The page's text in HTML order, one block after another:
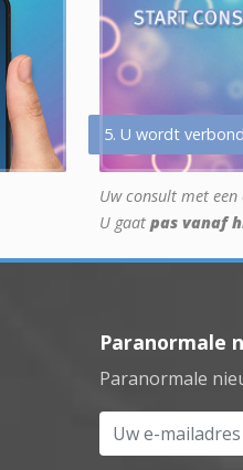
5. U wordt
Uw consult met
U gaat pas vanaf
Paranormale
Paranormale
Uw e-mailadres